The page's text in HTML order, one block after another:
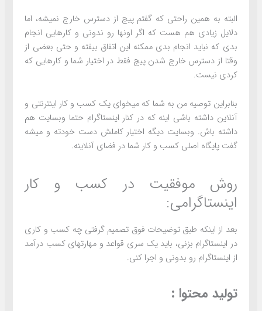
البته به همین راحتی که گفتم پیج از دسترس خارج نمیشه، اما
دلایل زیادی هم هست که اگر اونها رو ندونی و کارهایی انجام
بدی که نباید انجام بدی ممکنه این اتفاق بیفته و حتی بعضی از
وقتا از دسترس خارج شدن پیج فقط در اختیار شما و کارهایی که
کردی نیست.
بنابراین توصیه من به شما که میخوای یک کسب و کار اینترنتی و
آنلاین داشته باشی اینه که در کنار اینستاگرام حتما وبسایت هم
داشته باش. وبسایت دیگه اختیار کاملش دست خودته و میشه
گفت پایگاه اصلی کسب و کار شما در فضای آنلاینه.
روش موفقیت در کسب و کار
اینستاگرامی:
بعد از اینکه طبق توضیحات فوق تصمیم گرفتی چه کسب و کاری
در اینستاگرام بزنی، باید یک سری قواعد و مهارتهای کسب درآمد
از اینستاگرام رو بدونی و اجرا کنی.
تولید محتوا :